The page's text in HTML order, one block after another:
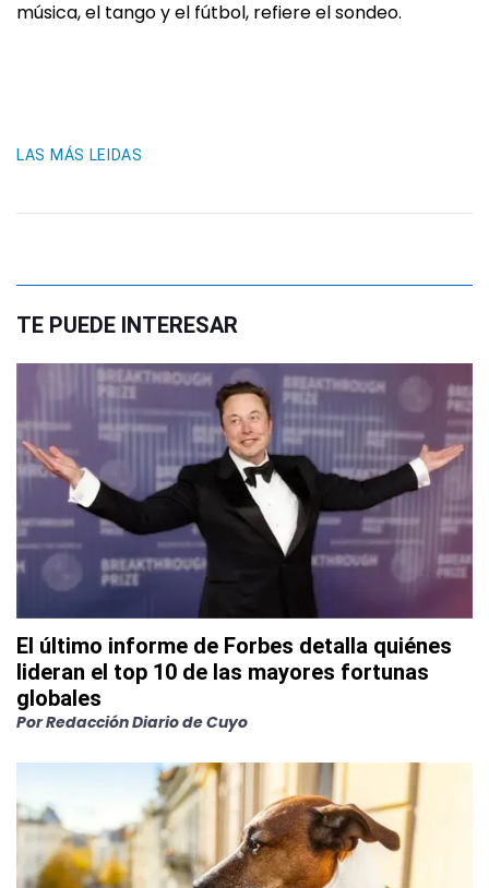
música, el tango y el fútbol, refiere el sondeo.
LAS MÁS LEIDAS
TE PUEDE INTERESAR
El último informe de Forbes detalla quiénes
lideran el top 10 de las mayores fortunas
globales
PorRedacción Diario de Cuyo